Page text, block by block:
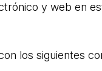
y web en
los siguientes